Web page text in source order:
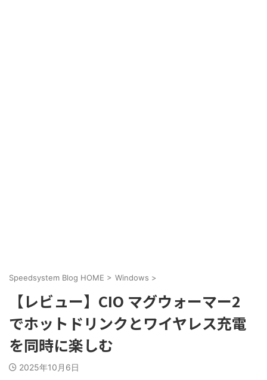
Speedsystem Blog HOME > Windows >
【レビュー】CIO マグウォーマー2
でホットドリンクとワイヤレス充電
を同時に楽しむ
2025年10月6日